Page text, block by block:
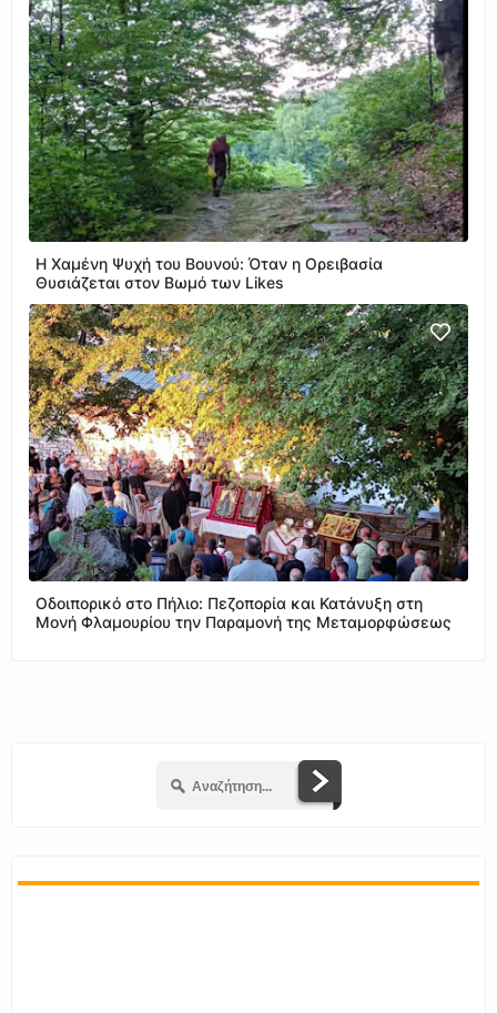
Η Χαμένη Ψυχή του Βουνού: Όταν η Ορειβασία
Θυσιάζεται στον Βωμό των Likes
Οδοιπορικό στο Πήλιο: Πεζοπορία και Κατάνυξη στη
Μονή Φλαμουρίου την Παραμονή της Μεταμορφώσεως